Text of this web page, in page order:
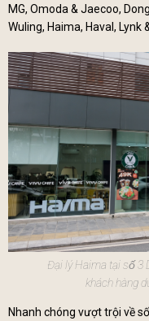
MG, Omoda & Jaecoo,
Wuling, Haima, Haval, Lynk
Đại lý Haima tại số 3
khách hàng
Nhanh chóng vượt trội về